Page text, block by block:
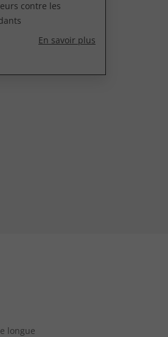
contre les
En savoir plus
longue